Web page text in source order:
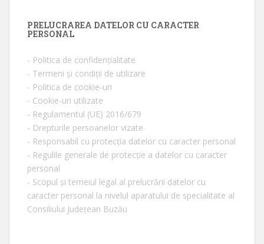
PRELUCRAREA DATELOR CU CARACTER
PERSONAL
- Politica de confidențialitate
- Termeni și condiții de utilizare
- Politica de cookie-uri
- Cookie-uri utilizate
- Regulamentul (UE) 2016/679
- Drepturile persoanelor vizate
- Responsabil cu protecția datelor cu caracter personal
- Regulile generale de protecție a datelor cu caracter
personal
- Scopul și temeiul legal al prelucrării datelor cu
caracter personal la nivelul aparatului de specialitate al
Consiliului Județean Buzău